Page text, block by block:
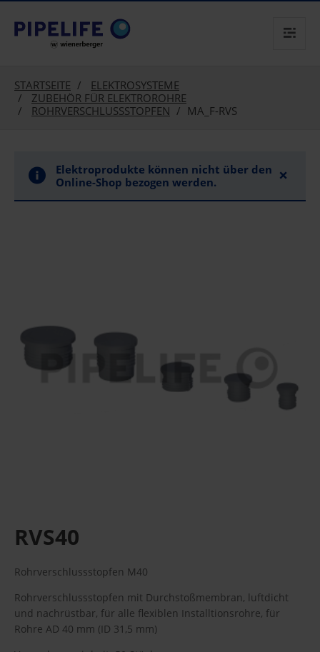
text.skipToContent
text.skipToNavigation
STARTSEITE
ELEKTROSYSTEME
ZUBEHÖR FÜR ELEKTROROHRE
ROHRVERSCHLUSSSTOPFEN
MA_F-RVS
Elektroprodukte können nicht über den
Online-Shop bezogen werden.
×
RVS40
Rohrverschlussstopfen M40
Rohrverschlussstopfen mit Durchstoßmembran, luftdicht
und nachrüstbar, für alle flexiblen Installtionsrohre, für
Rohre AD 40 mm (ID 31,5 mm)